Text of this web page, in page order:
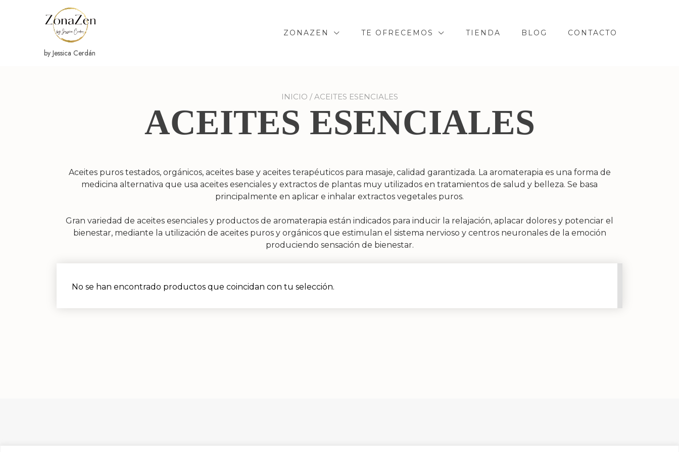
by Jessica Cerdán
ZONAZEN TE OFRECEMOS TIENDA BLOG CONTACTO
INICIO / ACEITES ESENCIALES
ACEITES ESENCIALES
Aceites puros testados, orgánicos, aceites base y aceites terapéuticos para masaje, calidad garantizada. La aromaterapia es una forma de
medicina alternativa que usa aceites esenciales y extractos de plantas muy utilizados en tratamientos de salud y belleza. Se basa
principalmente en aplicar e inhalar extractos vegetales puros.
Gran variedad de aceites esenciales y productos de aromaterapia están indicados para inducir la relajación, aplacar dolores y potenciar el
bienestar, mediante la utilización de aceites puros y orgánicos que estimulan el sistema nervioso y centros neuronales de la emoción
produciendo sensación de bienestar.
No se han encontrado productos que coincidan con tu selección.